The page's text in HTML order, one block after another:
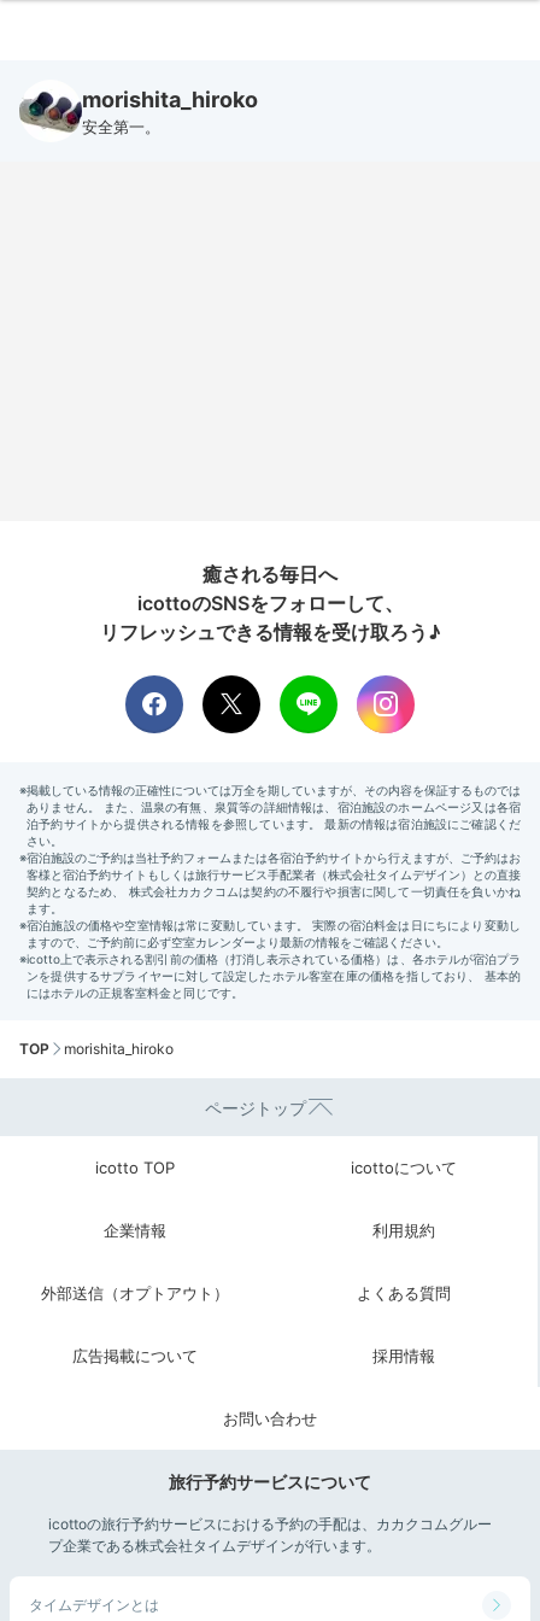
morishita_hiroko
安全第一。
癒される毎日へ
icottoのSNSをフォローして、
リフレッシュできる情報を受け取ろう♪
TOP morishita_hiroko
ページトップ
icotto TOP icottoについて
企業情報 利用規約
外部送信（オプトアウト） よくある質問
広告掲載について 採用情報
お問い合わせ
旅行予約サービスについて
icottoの旅行予約サービスにおける予約の手配は、カカクコムグルー
プ企業である株式会社タイムデザインが行います。
タイムデザインとは